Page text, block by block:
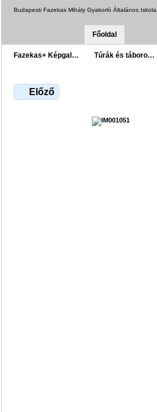
Budapesti Fazekas Mihály Gyakorló Általános
Főoldal
Fazekas+ Képgal… Túrák és táboro…
Előző